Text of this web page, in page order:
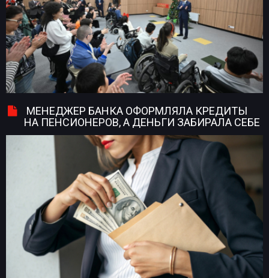
МЕНЕДЖЕР БАНКА ОФОРМЛЯЛА КРЕДИТЫ
НА ПЕНСИОНЕРОВ, А ДЕНЬГИ ЗАБИРАЛА СЕБЕ